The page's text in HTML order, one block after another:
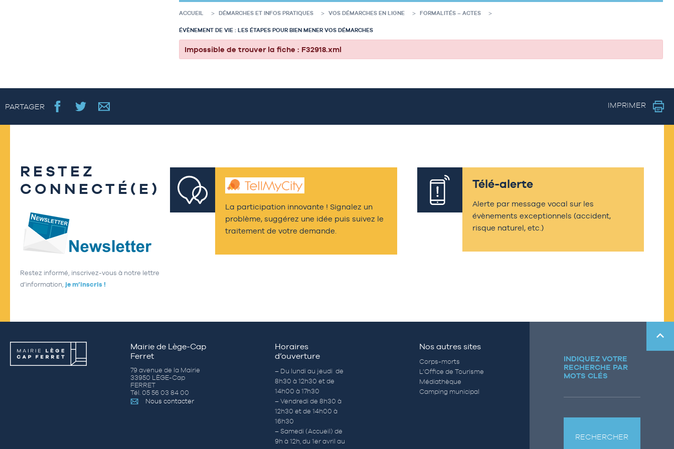
ACCUEIL DÉMARCHES ET INFOS PRATIQUES VOS DÉMARCHES EN LIGNE FORMALITÉS – ACTES
ÉVÈNEMENT DE VIE : LES ÉTAPES POUR BIEN MENER VOS DÉMARCHES
Impossible de trouver la fiche : F32918.xml
PARTAGER IMPRIMER
RESTEZ
CONNECTÉ(E)
Restez informé, inscrivez-vous à notre lettre
d’information, je m’inscris !
La participation innovante ! Signalez un
problème, suggérez une idée puis suivez le
traitement de votre demande.
Télé-alerte
Alerte par message vocal sur les
évènements exceptionnels (accident,
risque naturel, etc.)
Mairie de Lège-Cap
Ferret
79 avenue de la Mairie
33950 LÈGE-Cap
FERRET
Tél. 05 56 03 84 00
Nous contacter
Horaires
d’ouverture
– Du lundi au jeudi de
8h30 à 12h30 et de
14h00 à 17h30
– Vendredi de 8h30 à
12h30 et de 14h00 à
16h30
– Samedi (Accueil) de
9h à 12h, du 1er avril au
Nos autres sites
Corps-morts
L’Office de Tourisme
Médiathèque
Camping municipal
INDIQUEZ VOTRE
RECHERCHE PAR
MOTS CLÉS
RECHERCHER